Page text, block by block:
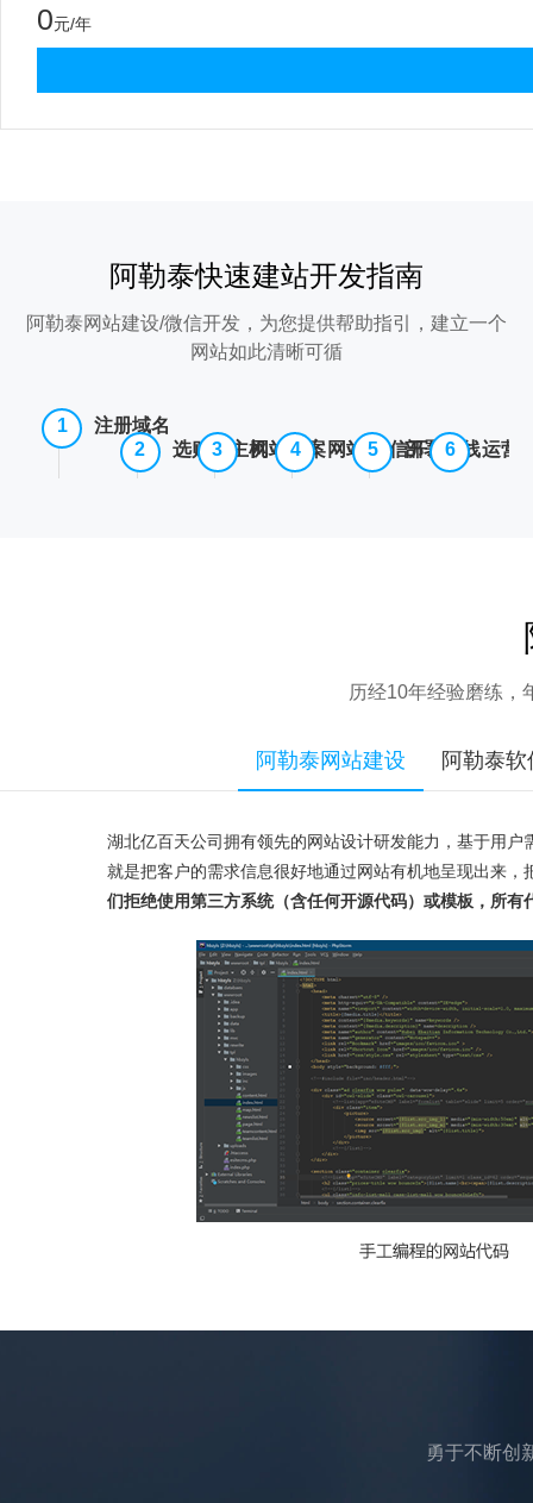
0元/年
阿勒泰快速建站开发指南
阿勒泰网站建设/微信开发，为您提供帮助指引，建立一个
网站如此清晰可循
注册域名
选购云主机网站备案 网站/微信开发
部署上线运营
历经10年经验磨练，
阿勒泰网站建设 阿勒泰
湖北亿百天公司拥有领先的网站设计研发能力，基于用
就是把客户的需求信息很好地通过网站有机地呈现出来
们拒绝使用第三方系统（含任何开源代码）或模板，所
勇于不断创